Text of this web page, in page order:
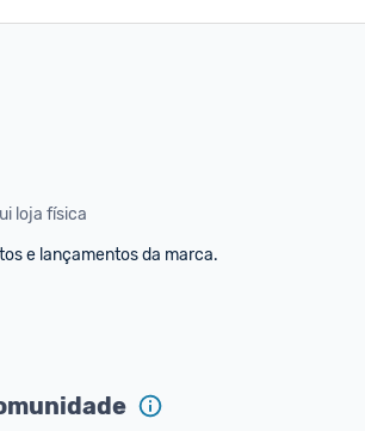
loja física
e lançamentos da marca.